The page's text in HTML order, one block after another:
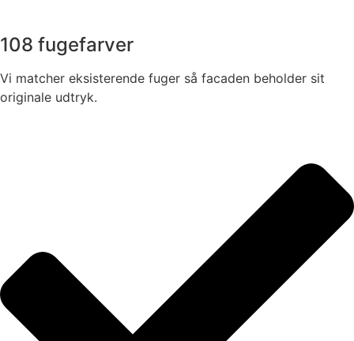
108 fugefarver
Vi matcher eksisterende fuger så facaden beholder sit
originale udtryk.